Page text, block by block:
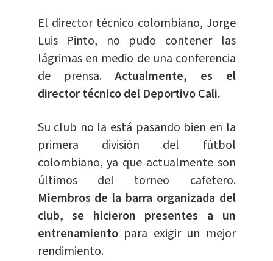
El director técnico colombiano, Jorge
Luis Pinto, no pudo contener las
lágrimas en medio de una conferencia
de prensa.Actualmente, es el
director técnico del Deportivo Cali.
Su club no la está pasando bien en la
primera división del fútbol
colombiano, ya que actualmente son
últimos del torneo cafetero.
Miembros de la barra organizada del
club, se hicieron presentes a un
entrenamientopara exigir un mejor
rendimiento.